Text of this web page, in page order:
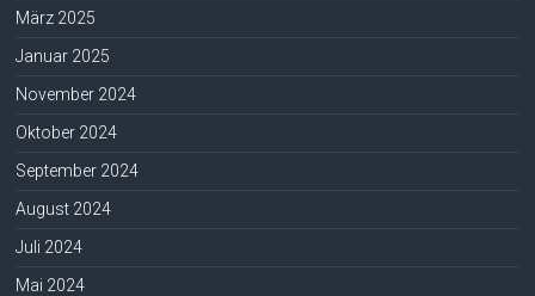
März 2025
Januar 2025
November 2024
Oktober 2024
September 2024
August 2024
Juli 2024
Mai 2024